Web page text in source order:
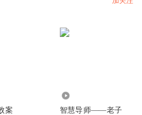
案 智慧导师——老子